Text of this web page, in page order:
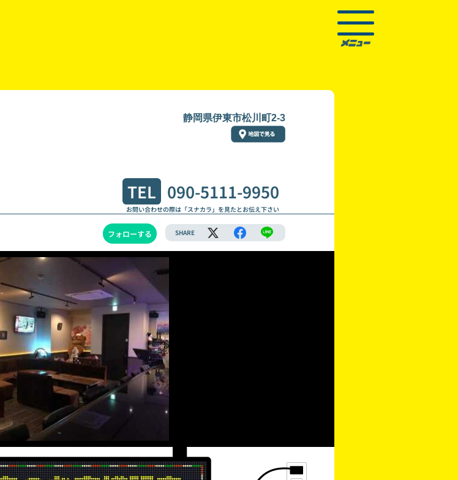
静岡県伊東市松川町2-3
TEL 090-5111-9950
お問い合わせの際は「スナカラ」を見たとお伝え下さい
フォローする SHARE